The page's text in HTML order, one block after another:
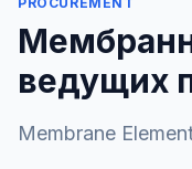
ведущих
Membrane